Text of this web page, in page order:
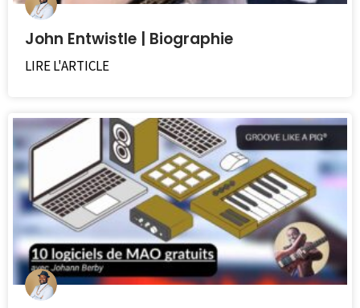
John Entwistle | Biographie
LIRE L'ARTICLE